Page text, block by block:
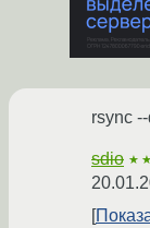
rsync
sdio